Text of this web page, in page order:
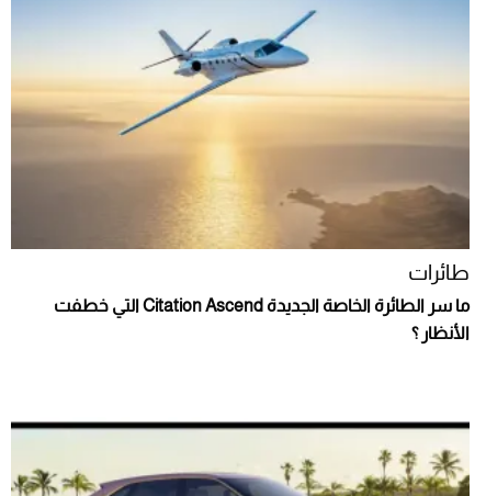
طائرات
ما سر الطائرة الخاصة الجديدة Citation Ascend التي خطفت
الأنظار ؟